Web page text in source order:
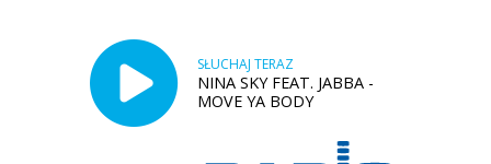
SŁUCHAJ TERAZ
NINA SKY FEAT. JABBA -
MOVE YA BODY